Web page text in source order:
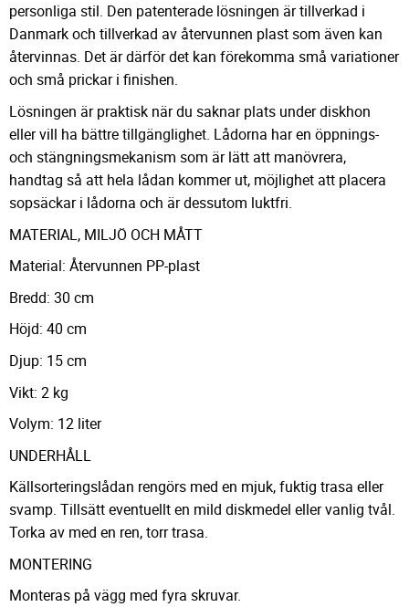
personliga stil. Den patenterade lösningen är tillverkad i
Danmark och tillverkad av återvunnen plast som även kan
återvinnas. Det är därför det kan förekomma små variationer
och små prickar i finishen.
Lösningen är praktisk när du saknar plats under diskhon
eller vill ha bättre tillgänglighet. Lådorna har en öppnings-
och stängningsmekanism som är lätt att manövrera,
handtag så att hela lådan kommer ut, möjlighet att placera
sopsäckar i lådorna och är dessutom luktfri.
MATERIAL, MILJÖ OCH MÅTT
Material: Återvunnen PP-plast
Bredd: 30 cm
Höjd: 40 cm
Djup: 15 cm
Vikt: 2 kg
Volym: 12 liter
UNDERHÅLL
Källsorteringslådan rengörs med en mjuk, fuktig trasa eller
svamp. Tillsätt eventuellt en mild diskmedel eller vanlig tvål.
Torka av med en ren, torr trasa.
MONTERING
Monteras på vägg med fyra skruvar.